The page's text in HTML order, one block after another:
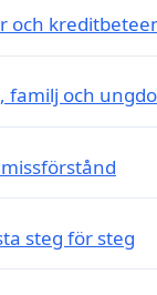
och
familj och
steg för steg